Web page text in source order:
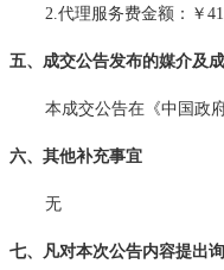
2.代理服务费金额：￥
五、成交公告发布的媒介及
本成交公告在《中国政
六、其他补充事宜
无
七、凡对本次公告内容提出